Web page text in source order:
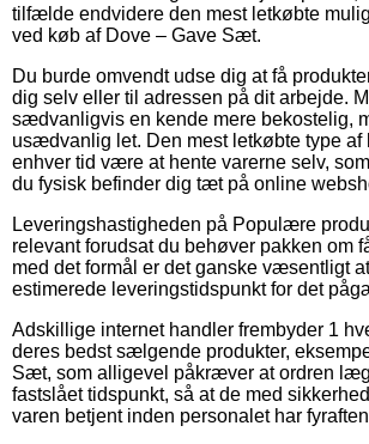
tilfælde endvidere den mest letkøbte
ved køb af Dove – Gave Sæt.
Du burde omvendt udse dig at få
dig selv eller til adressen på dit arbejde.
sædvanligvis en kende mere bekostelig,
usædvanlig let. Den mest letkøbte type af
enhver tid være at hente varerne selv,
du fysisk befinder dig tæt på online
Leveringshastigheden på Populære
relevant forudsat du behøver pakken om
med det formål er det ganske væsentligt
estimerede leveringstidspunkt for det
Adskillige internet handler frembyder 1
deres bedst sælgende produkter,
Sæt, som alligevel påkræver at ordren
fastslået tidspunkt, så at de med
varen betjent inden personalet har